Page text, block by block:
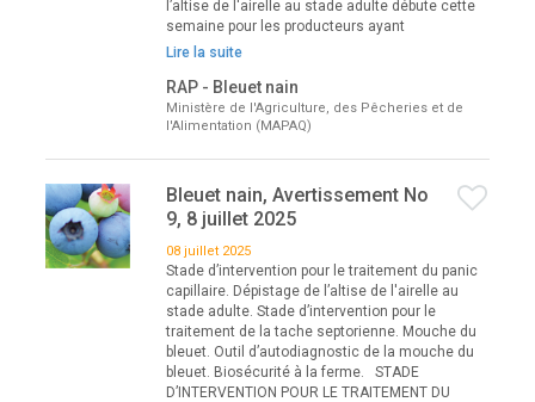
l’altise de l'airelle au stade adulte débute cette
semaine pour les producteurs ayant
Lire la suite
RAP - Bleuet nain
Ministère de l'Agriculture, des Pêcheries et de
l'Alimentation (MAPAQ)
Bleuet nain, Avertissement No
9, 8 juillet 2025
08 juillet 2025
Stade d’intervention pour le traitement du panic
capillaire. Dépistage de l’altise de l'airelle au
stade adulte. Stade d’intervention pour le
traitement de la tache septorienne. Mouche du
bleuet. Outil d’autodiagnostic de la mouche du
bleuet. Biosécurité à la ferme. STADE
D’INTERVENTION POUR LE TRAITEMENT DU